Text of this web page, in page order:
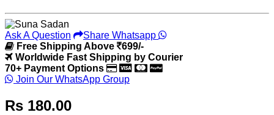
Ask A Question
Share Whatsapp
Free Shipping Above
699/-
Worldwide Fast Shipping by Courier
70+ Payment Options
Join Our WhatsApp Group
Rs 180.00